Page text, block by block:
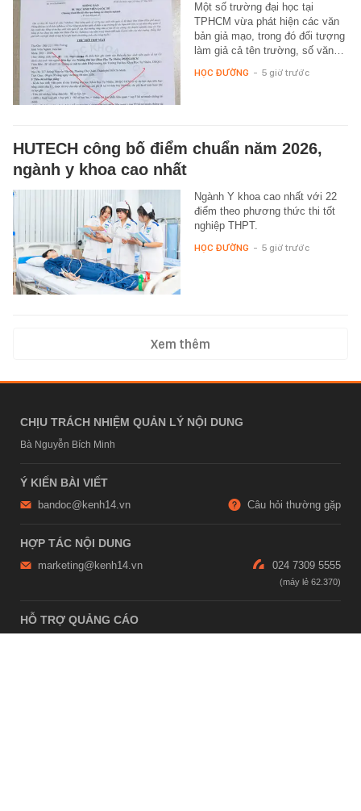
Một số trường đại học tại
TPHCM vừa phát hiện các văn
bản giả mạo, trong đó đối tượng
làm giả cả tên trường, số văn…
HỌC ĐƯỜNG - 5 giờ trước
HUTECH công bố điểm chuẩn năm 2026,
ngành y khoa cao nhất
Ngành Y khoa cao nhất với 22
điểm theo phương thức thi tốt
nghiệp THPT.
HỌC ĐƯỜNG - 5 giờ trước
Xem thêm
CHỊU TRÁCH NHIỆM QUẢN LÝ NỘI DUNG
Bà Nguyễn Bích Minh
Ý KIẾN BÀI VIẾT
bandoc@kenh14.vn Câu hỏi thường gặp
HỢP TÁC NỘI DUNG
marketing@kenh14.vn 024 7309 5555
HỖ TRỢ QUẢNG CÁO